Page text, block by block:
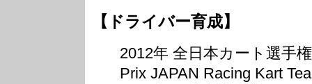
【ドライバー育成】
2012年 全日本カート選手
Prix JAPAN Racing Kart